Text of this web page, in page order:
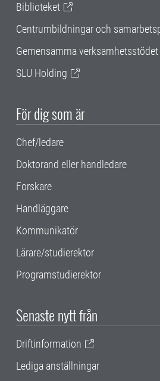
Biblioteket
Centrumbildningar och
Gemensamma verksamhetsstödet
SLU Holding
För dig som är
Chef/ledare
Doktorand eller handledare
Forskare
Handläggare
Kommunikatör
Lärare/studierektor
Programstudierektor
Senaste nytt från
Driftinformation
Lediga anställningar